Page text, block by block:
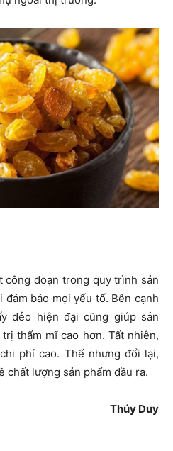
công đoạn trong quy trình sản
bảo mọi yếu tố. Bên cạnh
dẻo hiện đại cũng giúp sản
thẩm mĩ cao hơn. Tất nhiên,
phí cao. Thế nhưng đổi lại,
chất lượng sản phẩm đầu ra.
Thúy Duy